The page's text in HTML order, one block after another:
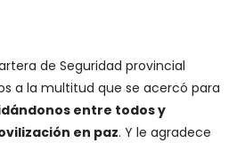
de Seguridad provincial
a la multitud que se acercó para
entre todos y
en paz. Y le agradece